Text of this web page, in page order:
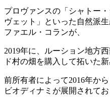
プロヴァンスの「シャトー
ヴェット」といった自然派
ファエル・コランが、
2019年に、ルーション地方
ド村の畑を購入して拓いた新
前所有者によって2016年か
ビオディナミが展開されてお